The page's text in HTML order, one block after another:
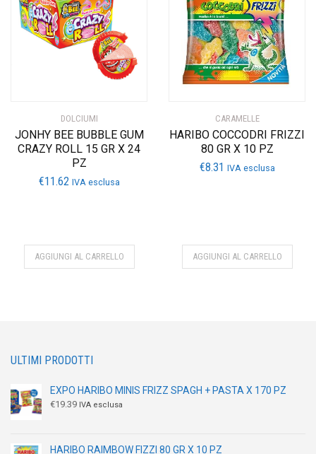
DOLCIUMI
JONHY BEE BUBBLE GUM
CRAZY ROLL 15 GR X 24
PZ
€11.62 IVA esclusa
AGGIUNGI AL CARRELLO
CARAMELLE
HARIBO COCCODRI FRIZZI
80 GR X 10 PZ
€8.31 IVA esclusa
AGGIUNGI AL CARRELLO
ULTIMI PRODOTTI
EXPO HARIBO MINIS FRIZZ SPAGH + PASTA X 170 PZ
€19.39 IVA esclusa
HARIBO RAIMBOW FIZZI 80 GR X 10 PZ